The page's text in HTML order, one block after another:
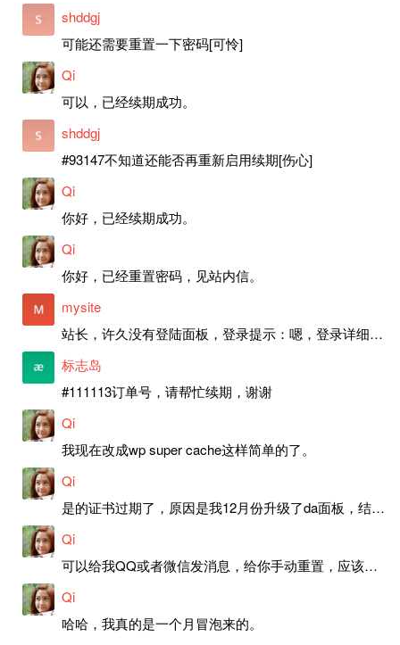
shddgj
可能还需要重置一下密码[可怜]
Qi
可以，已经续期成功。
shddgj
#93147不知道还能否再重新启用续期[伤心]
Qi
你好，已经续期成功。
Qi
你好，已经重置密码，见站内信。
mysite
站长，许久没有登陆面板，登录提示：嗯，登录详细信息似乎不正确。请重试。 网站还可以正常使用。如果是密码问题请帮忙重置一下密码。谢谢。订单号：97790，账号：aa20210950。 站长，提交了工单，你回复续期成功，不过我的问题是面部登陆信息有问题，一直是初始密码，现在无法登陆，有时间麻烦排查一下。
标志岛
#111113订单号，请帮忙续期，谢谢
Qi
我现在改成wp super cache这样简单的了。
Qi
是的证书过期了，原因是我12月份升级了da面板，结果后台证书就不更新了，目前还在排查问题。切换PHP版本现在没有了，因为DA新版不支持。
Qi
可以给我QQ或者微信发消息，给你手动重置，应该是服务器插件有问题了，这个wp的主题太老了，导致现在好多的问题，网站的签到功能也是因为这个原因导致的。
Qi
哈哈，我真的是一个月冒泡来的。